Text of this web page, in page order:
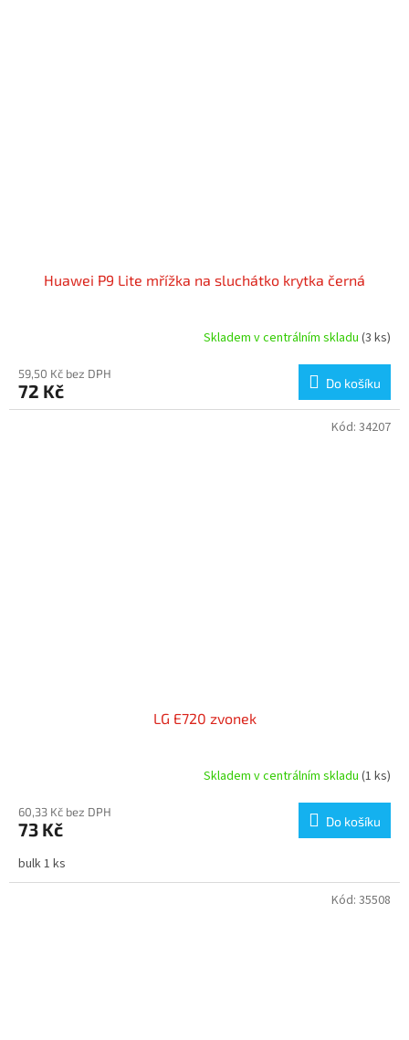
Huawei P9 Lite mřížka na sluchátko krytka černá
Skladem v centrálním skladu (3 ks)
59,50 Kč bez DPH
72 Kč Do košíku
LG E720 zvonek
Skladem v centrálním skladu (1 ks)
60,33 Kč bez DPH
73 Kč Do košíku
bulk 1 ks
Kód: 34207
Kód: 35508